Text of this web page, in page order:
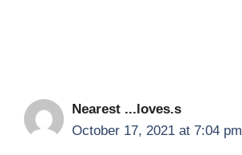
Nearest ...loves.s
October 17, 2021 at 7:04 pm